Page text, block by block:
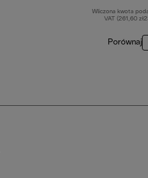
Wliczona kwota
VAT (261,60
Porównaj